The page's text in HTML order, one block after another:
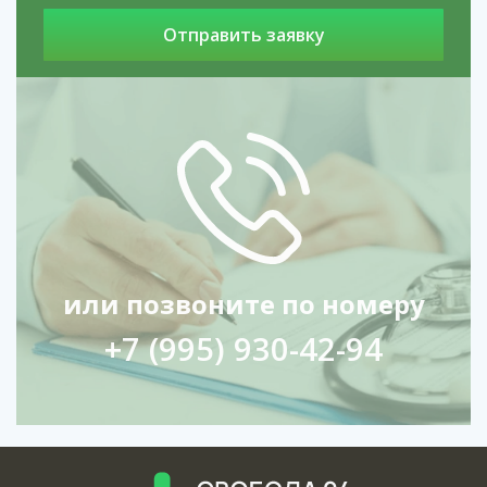
или позвоните по номеру
+7 (995) 930-42-94